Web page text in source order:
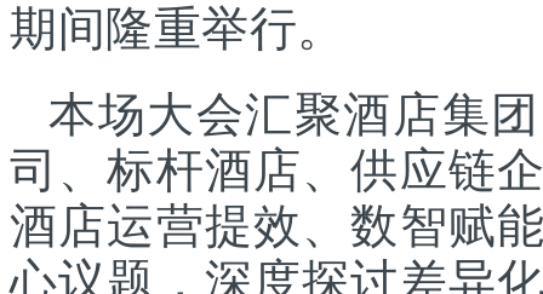
期间隆重举行。
本场大会汇聚酒店集
司、标杆酒店、供应链
酒店运营提效、数智赋
心议题，深度探讨差异